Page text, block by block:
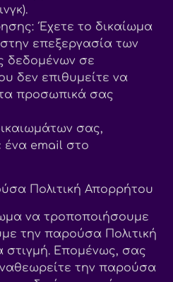
Έχετε το δικαίωμα
στην επεξεργασία των
δεδομένων σε
δεν επιθυμείτε να
προσωπικά σας
σας,
ένα email στο
Πολιτική Απορρήτου
να τροποποιήσουμε
την παρούσα Πολιτική
Επομένως, σας
την παρούσα